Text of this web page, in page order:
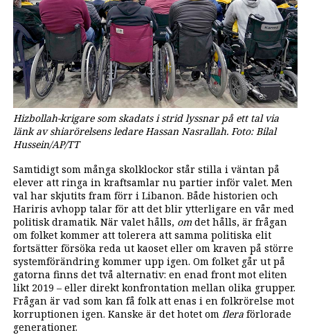
Hizbollah-krigare som skadats i strid lyssnar på ett tal via
länk av shiarörelsens ledare Hassan Nasrallah. Foto: Bilal
Hussein/AP/TT
Samtidigt som många skolklockor står stilla i väntan på
elever att ringa in kraftsamlar nu partier inför valet. Men
val har skjutits fram förr i Libanon. Både historien och
Hariris avhopp talar för att det blir ytterligare en vår med
politisk dramatik. När valet hålls, omdet hålls, är frågan
om folket kommer att tolerera att samma politiska elit
fortsätter försöka reda ut kaoset eller om kraven på större
systemförändring kommer upp igen. Om folket går ut på
gatorna finns det två alternativ: en enad front mot eliten
likt 2019 – eller direkt konfrontation mellan olika grupper.
Frågan är vad som kan få folk att enas i en folkrörelse mot
korruptionen igen. Kanske är det hotet om flera förlorade
generationer.